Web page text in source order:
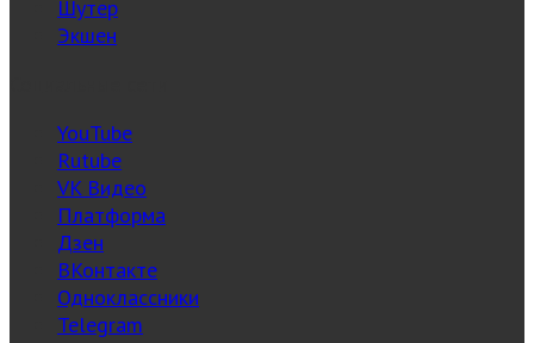
Шутер
Экшен
YouTube
Rutube
VK Видео
Платформа
Дзен
ВКонтакте
Одноклассники
Telegram